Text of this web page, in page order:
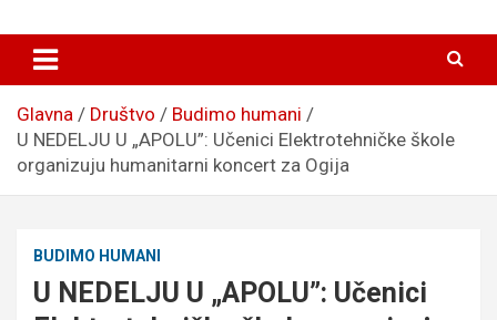
Glavna Društvo
Budimo humani
U NEDELJU U „APOLU”: Učenici Elektrotehničke škole
organizuju humanitarni koncert za Ogija
BUDIMO HUMANI
U NEDELJU U „APOLU”: Učenici